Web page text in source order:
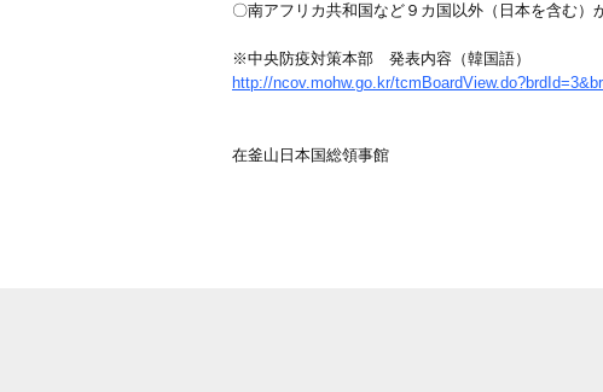
〇南アフリカ共和国など９カ国以外（日本を含む）
※中央防疫対策本部 発表内容（韓国語）
http://ncov.mohw.go.kr/
在釜山日本国総領事館